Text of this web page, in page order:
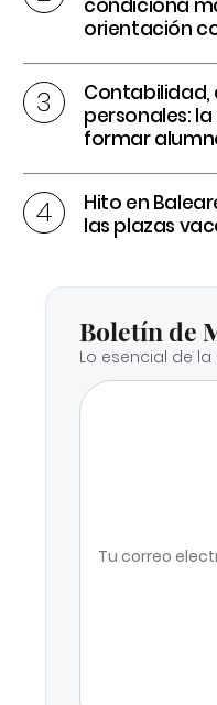
condiciona
orientación
Contabilidad,
personales:
formar
Hito en
las plazas
Boletín de
Lo esencial de